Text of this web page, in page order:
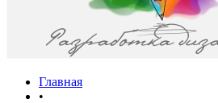
Главная
•